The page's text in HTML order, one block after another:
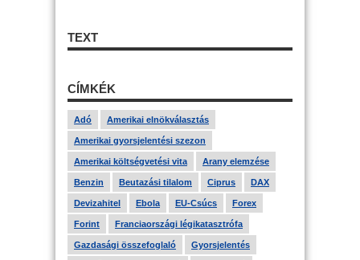
TEXT
CÍMKÉK
Adó Amerikai elnökválasztás
Amerikai gyorsjelentési szezon
Amerikai költségvetési vita Arany elemzése
Benzin Beutazási tilalom Ciprus DAX
Devizahitel Ebola EU-Csúcs Forex
Forint Franciaországi légikatasztrófa
Gazdasági összefoglaló Gyorsjelentés